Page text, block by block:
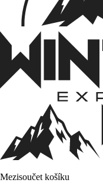
Mezisoučet košíku